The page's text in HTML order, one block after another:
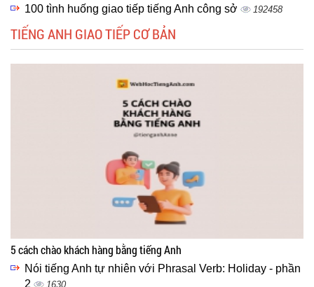
100 tình huống giao tiếp tiếng Anh công sở 192458
TIẾNG ANH GIAO TIẾP CƠ BẢN
5 cách chào khách hàng bằng tiếng Anh
Nói tiếng Anh tự nhiên với Phrasal Verb: Holiday - phần
2
1630